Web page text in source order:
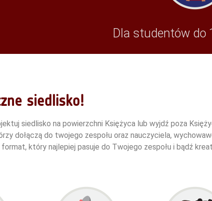
Dla studentów do
siedlisko!
siedlisko na powierzchni Księżyca lub wyjdź poza
dołączą do twojego zespołu oraz nauczyciela,
który najlepiej pasuje do Twojego zespołu i bądź